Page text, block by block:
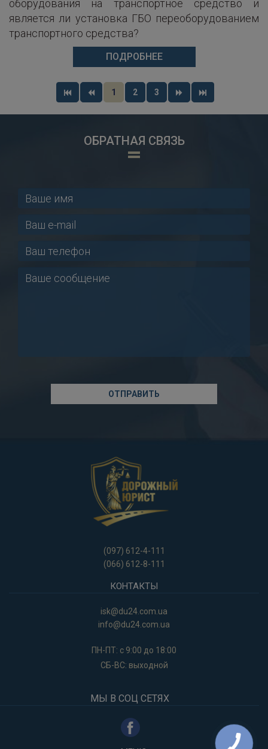
оборудования на транспортное средство и
является ли установка ГБО переоборудованием
транспортного средства?
ПОДРОБНЕЕ
1 2 3
ОБРАТНАЯ СВЯЗЬ
(097) 612-4-111
(066) 612-8-111
КОНТАКТЫ
isk@du24.com.ua
info@du24.com.ua
ПН-ПТ: c 9:00 до 18:00
CБ-ВС: выходной
МЫ В СОЦ СЕТЯХ